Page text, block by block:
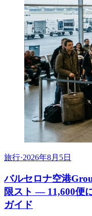
旅行·2026年8月5日
バルセロナ空港
限スト ― 11,600便
ガイド